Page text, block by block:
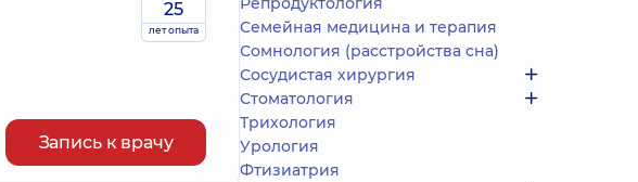
25
лет опыта
Запись к врачу
Семейная медицина и терапия
Сомнология (расстройства сна)
Сосудистая хирургия
Стоматология
Трихология
Урология
Фтизиатрия